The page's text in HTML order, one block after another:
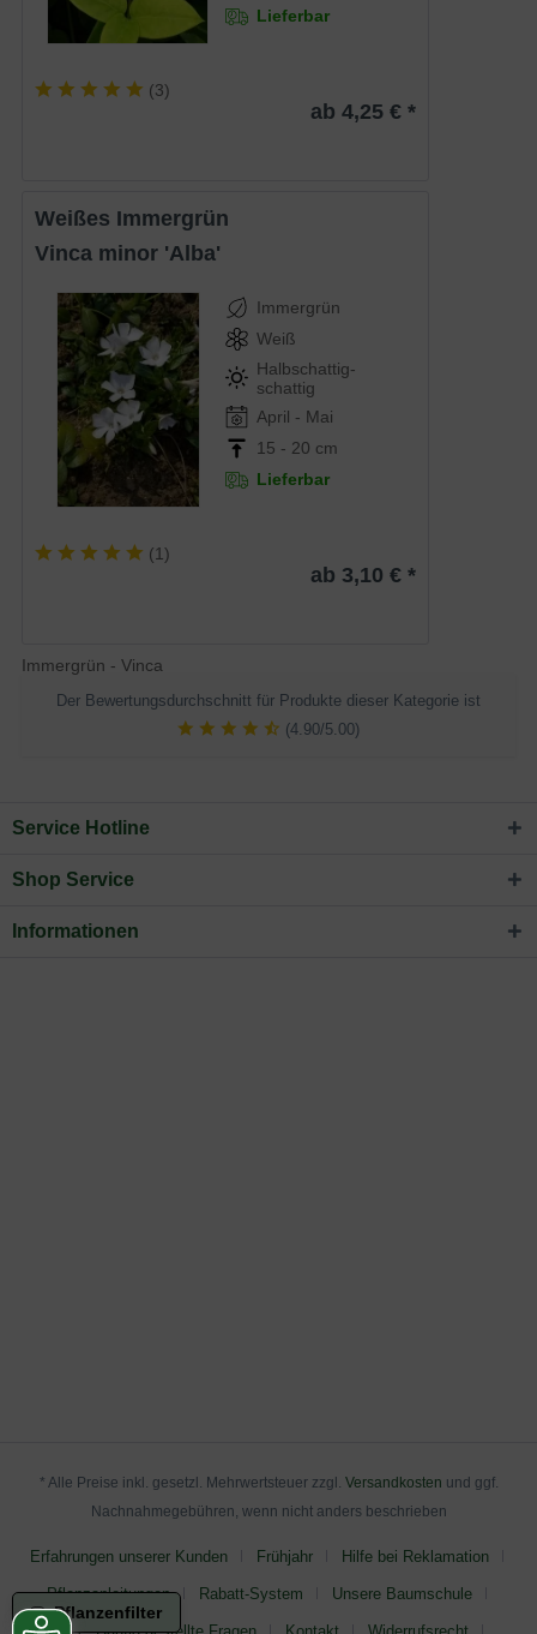
Pflanzenfilter
Lieferbar
(3)
ab 4,25 € *
Weißes Immergrün
Vinca minor 'Alba'
Immergrün
Weiß
Halbschattig-
schattig
April - Mai
15 - 20 cm
Lieferbar
(1)
ab 3,10 € *
Immergrün - Vinca
Der Bewertungsdurchschnitt für Produkte dieser Kategorie ist
(4.90/5.00)
Service Hotline
Shop Service
Informationen
* Alle Preise inkl. gesetzl. Mehrwertsteuer zzgl. Versandkosten und ggf.
Nachnahmegebühren, wenn nicht anders beschrieben
Erfahrungen unserer Kunden Frühjahr Hilfe bei Reklamation
Pflanzanleitungen Rabatt-System Unsere Baumschule